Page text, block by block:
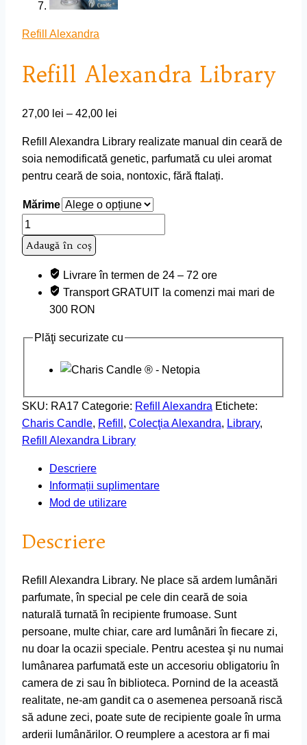
Refill Alexandra
Refill Alexandra Library
27,00 lei – 42,00 lei
prețuri:
27,00 lei
până
la
42,00 lei
Refill Alexandra Library realizate manual din ceară de
soia nemodificată genetic, parfumată cu ulei aromat
pentru ceară de soia, nontoxic, fără ftalați.
Mărime
Cantitate
Refill
Alexandra
Library
Adaugă în coș
Livrare în termen de 24 – 72 ore
Transport GRATUIT la comenzi mai mari de
300 RON
Plăţi securizate cu
SKU: RA17 Categorie: Refill Alexandra Etichete:
Charis Candle, Refill , Colecţia Alexandra, Library,
Refill Alexandra Library
Descriere
Informații suplimentare
Mod de utilizare
Descriere
Refill Alexandra Library. Ne place să ardem lumânări
parfumate, în special pe cele din ceară de soia
naturală turnată în recipiente frumoase. Sunt
persoane, multe chiar, care ard lumânări în fiecare zi,
nu doar la ocazii speciale. Pentru acestea şi nu numai
lumânarea parfumată este un accesoriu obligatoriu în
camera de zi sau în biblioteca. Pornind de la această
realitate, ne-am gandit ca o asemenea persoană riscă
să adune zeci, poate sute de recipiente goale în urma
arderii lumânărilor. O reumplere a acestora ar fi mai